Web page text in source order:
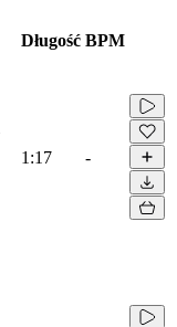
Długość BPM
1:17 -